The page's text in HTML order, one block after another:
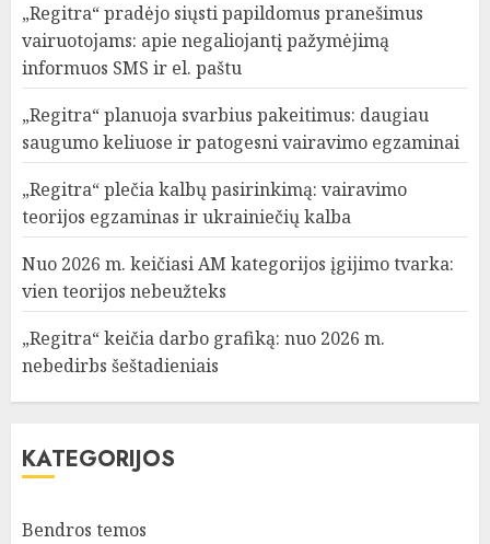
„Regitra“ pradėjo siųsti papildomus pranešimus
vairuotojams: apie negaliojantį pažymėjimą
informuos SMS ir el. paštu
„Regitra“ planuoja svarbius pakeitimus: daugiau
saugumo keliuose ir patogesni vairavimo egzaminai
„Regitra“ plečia kalbų pasirinkimą: vairavimo
teorijos egzaminas ir ukrainiečių kalba
Nuo 2026 m. keičiasi AM kategorijos įgijimo tvarka:
vien teorijos nebeužteks
„Regitra“ keičia darbo grafiką: nuo 2026 m.
nebedirbs šeštadieniais
KATEGORIJOS
Bendros temos